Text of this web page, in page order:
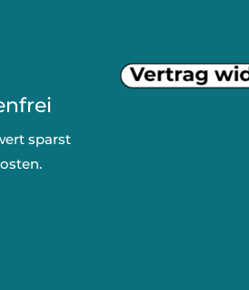
sparst